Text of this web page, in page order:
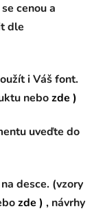
cenou a
dle
i Váš font.
nebozde )
uveďte do
desce. (vzory
zde ) , návrhy